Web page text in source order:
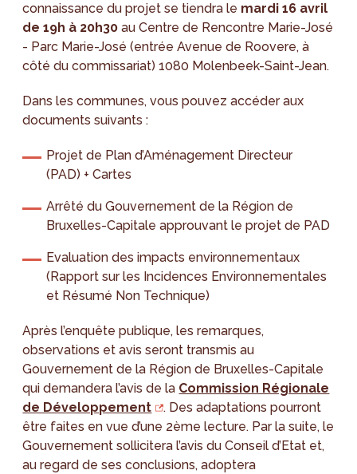
connaissance du projet se tiendra le mardi 16 avril
de 19h à 20h30 au Centre de Rencontre Marie-José
- Parc Marie-José (entrée Avenue de Roovere, à
côté du commissariat) 1080 Molenbeek-Saint-Jean.
Dans les communes, vous pouvez accéder aux
documents suivants :
Projet de Plan d’Aménagement Directeur
(PAD) + Cartes
Arrêté du Gouvernement de la Région de
Bruxelles-Capitale approuvant le projet de PAD
Evaluation des impacts environnementaux
(Rapport sur les Incidences Environnementales
et Résumé Non Technique)
Après l’enquête publique, les remarques,
observations et avis seront transmis au
Gouvernement de la Région de Bruxelles-Capitale
qui demandera l’avis de la Commission Régionale
de Développement
. Des adaptations pourront
être faites en vue d’une 2ème lecture. Par la suite, le
Gouvernement sollicitera l’avis du Conseil d’Etat et,
au regard de ses conclusions, adoptera